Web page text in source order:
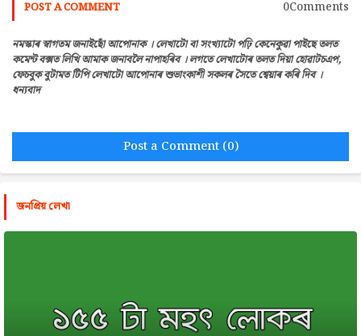
POST A COMMENT 0Comments
নমস্কাৰ স্বাগতম জনাইছোঁ আপোনাক । লেখাটো বা সংখ্যাটো পঢ়ি কেনেকুৱা পাইছে তলত
কমেন্ট বক্সত লিখি আমাক জনাবলৈ নাপাহৰিব । লগতে লেখাটোৰ তলত দিয়া হোৱাটচএপ,
ফেচবুক বুটামত টিপি লেখাটো আপোনাৰ শুভাংকাশী সকলৰ সৈতে শ্বেয়াৰ কৰি দিব ।
ধন্যবাদ
Post a Comment (0)
জনপ্রিয় লেখা